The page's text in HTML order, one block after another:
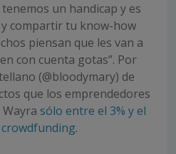
un handicap y es
compartir tu know-how
piensan que les van a
con cuenta gotas”. Por
(@bloodymary) de
que los emprendedores
sólo entre el 3% y el
.